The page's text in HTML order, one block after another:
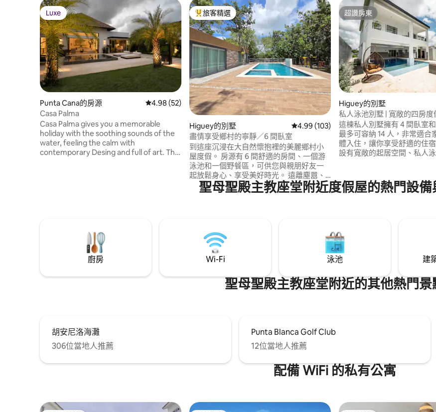
Luxe
Luxe
Punta Cana的房源 從 52 則評價中獲得 4.98 的平均評分（滿分 5 分）
4.98 (52)
Casa Palma
Casa Palma gives you a memorable
holiday with the soothing sounds of the
water, feeling the calm with
contemporary Desing and full of art. This
旅客精選榜首
旅客精選
Higuey的別墅 從 103 則評價中獲得 4.99 的平均評分（滿
4.99 (103)
盡情享受鄉村的寧靜／6 間臥室
到這座沉浸在大自然懷抱裡的美麗鄉村小
屋度假。 房源有 6 間舒適的房間、一個游
泳池和一個野餐區，可供您與親朋好友一
起放鬆身心、享受美好時光。 遠離塵囂、
放鬆身心並創造難忘回憶的完美地點。 距
離珊瑚高速公路3分鐘路程。 距離伊格埃伊
計時間；實際時間始終取決於職業駕駛和
道路狀況。
超讚房東
超讚房東
Higuey的別墅
私人泳池別墅 | 寬敞的四房度
這棟私人別墅擁有 4 間臥室和
最多可容納 14 人，非常適合
體入住，讓你享受舒適的住
設有寬敞的起居空間、私人
區域，提供隱私、空間和便
短期或長期住宿。 事先徵得許可後，可舉
聖母聖殿主教座堂附近度假屋的熱門設備
廚房 Wi-Fi 泳池 建
聖母聖殿主教座堂附近的其他熱門景
胡安尼洛海灘
306位當地人推薦
Punta Blanca Golf Club
12位當地人推薦
配備 WiFi 的私有公寓